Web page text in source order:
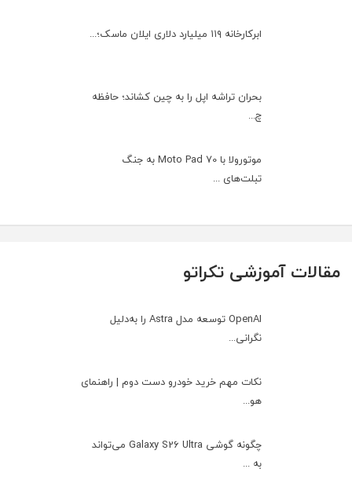
ابرکارخانه ۱۱۹ میلیارد دلاری ایلان ماسک؛...
بحران تراشه اپل را به چین کشاند؛ حافظه
چ...
موتورولا با Moto Pad 70 به جنگ
تبلت‌های ...
مقالات آموزشی تکراتو
OpenAI توسعه مدل Astra را به‌دلیل
نگرانی...
نکات مهم خرید خودرو دست دوم | راهنمای
هو...
چگونه گوشی Galaxy S26 Ultra می‌تواند
به ...